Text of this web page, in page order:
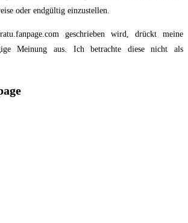
oder endgültig einzustellen.
geschrieben wird, drückt meine
Meinung aus. Ich betrachte diese nicht als